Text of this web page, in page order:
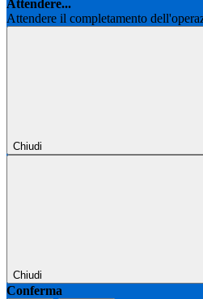
Attendere...
Attendere il completamento
Chiudi
Chiudi
Conferma